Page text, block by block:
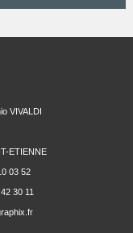
VIVALDI
ETIENNE
03 52
30 11